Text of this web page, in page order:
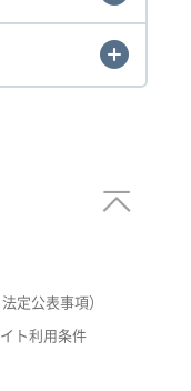
定公表事項）
ト利用条件